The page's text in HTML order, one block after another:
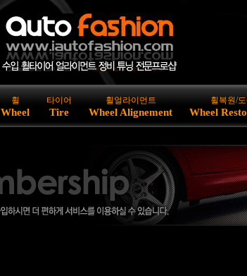
휠
Wheel
타이어
Tire
휠얼라이먼트
Wheel Alignement
휠복원/
Wheel